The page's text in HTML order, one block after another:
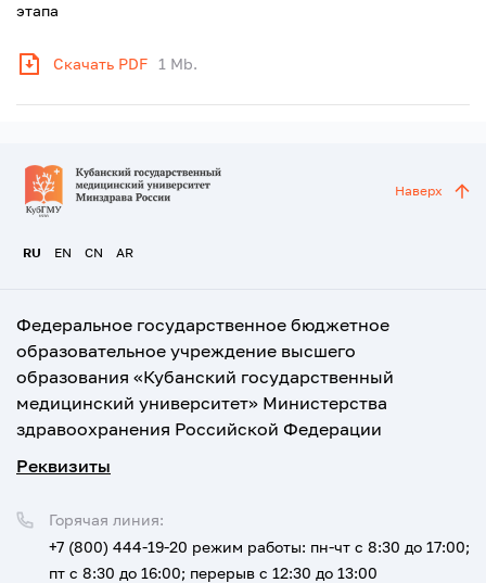
этапа
Скачать PDF 1 Mb.
RU EN CN AR
Наверх
Федеральное государственное бюджетное
образовательное учреждение высшего
образования «Кубанский государственный
медицинский университет» Министерства
здравоохранения Российской Федерации
Реквизиты
Горячая линия:
+7 (800) 444-19-20 режим работы: пн-чт с 8:30 до 17:00;
пт с 8:30 до 16:00; перерыв с 12:30 до 13:00